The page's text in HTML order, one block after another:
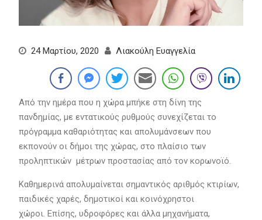
24 Μαρτίου, 2020 Λιακούλη Ευαγγελία
Από την ημέρα που η χώρα μπήκε στη δίνη της
πανδημίας, με εντατικούς ρυθμούς συνεχίζεται το
πρόγραμμα καθαριότητας και απολυμάνσεων που
εκπονούν οι δήμοι της χώρας, στο πλαίσιο των
προληπτικών μέτρων προστασίας από τον κορωνοϊό.
Καθημερινά απολυμαίνεται σημαντικός αριθμός κτιρίων,
παιδικές χαρές, δημοτικοί και κοινόχρηστοι
χώροι. Επίσης, υδροφόρες και άλλα μηχανήματα,